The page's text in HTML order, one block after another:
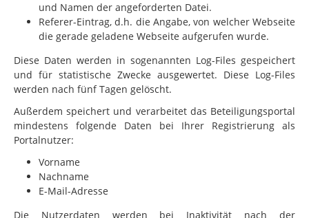
und Namen der angeforderten Datei.
Referer-Eintrag, d.h. die Angabe, von welcher Webseite
die gerade geladene Webseite aufgerufen wurde.
Diese Daten werden in sogenannten Log-Files gespeichert
und für statistische Zwecke ausgewertet. Diese Log-Files
werden nach fünf Tagen gelöscht.
Außerdem speichert und verarbeitet das Beteiligungsportal
mindestens folgende Daten bei Ihrer Registrierung als
Portalnutzer:
Vorname
Nachname
E-Mail-Adresse
Die Nutzerdaten werden bei Inaktivität nach der